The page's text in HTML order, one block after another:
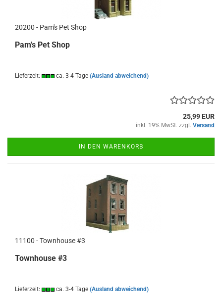
20200 - Pam's Pet Shop
Pam's Pet Shop
Lieferzeit: ca. 3-4 Tage (Ausland abweichend)
25,99 EUR
inkl. 19% MwSt. zzgl. Versand
IN DEN WARENKORB
11100 - Townhouse #3
Townhouse #3
Lieferzeit: ca. 3-4 Tage (Ausland abweichend)